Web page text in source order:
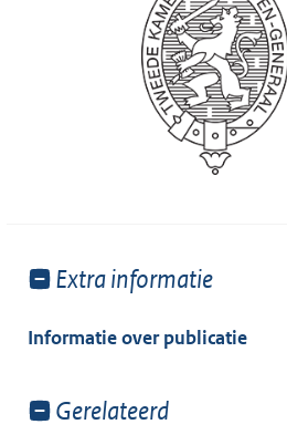
Toon
van:
Extra informatie
Informatie over publicatie
Toon
Gerelateerd